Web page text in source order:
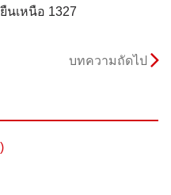
นเหนือ 1327
บทความถัดไป